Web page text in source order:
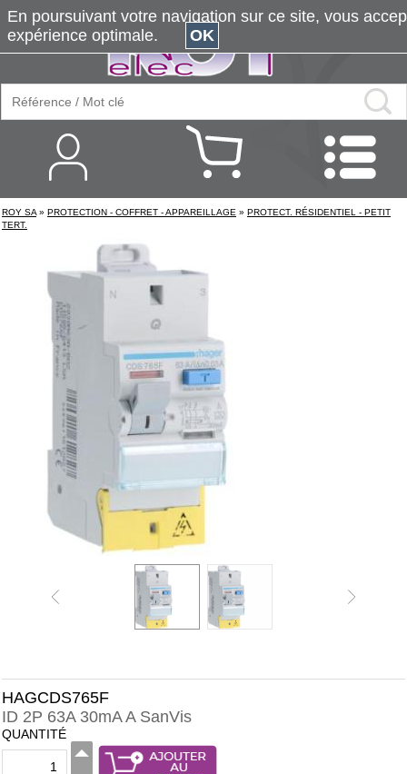
ROY SA » PROTECTION - COFFRET - APPAREILLAGE » PROTECT. RÉSIDENTIEL - PETIT
TERT.
HAGCDS765F
ID 2P 63A 30mA A SanVis
QUANTITÉ
En poursuivant votre navigation sur ce site, vous
expérience optimale.
OK